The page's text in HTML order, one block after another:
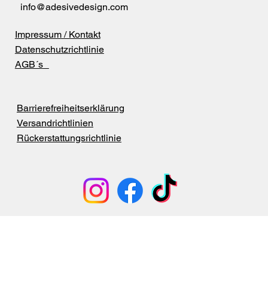
info@adesivedesign.com
Impressum / Kontakt
Datenschutzrichtlinie
AGB´s
Barrierefreiheitserklärung
Versandrichtlinien
Rückerstattungsrichtlinie